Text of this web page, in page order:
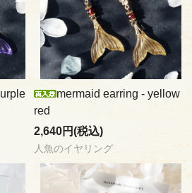
mermaid earring - yellow
red
2,640円(税込)
人魚のイヤリング